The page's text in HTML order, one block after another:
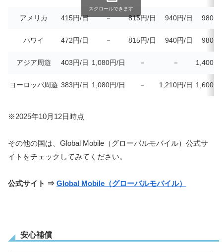
アメリカ 415円/日 － 815円/日 940円/日 980円
ハワイ 472円/日 － 815円/日 940円/日 980円
アジア周遊 403円/日 1,080円/日 － － 1,400円
ヨーロッパ周遊 383円/日 1,080円/日 － 1,210円/日 1,600円
スクロールできます
※2025年10月12日時点
その他の国は、Global Mobile（グローバルモバイル）公式サ
イトをチェックしてみてください。
公式サイト ⇒ Global Mobile（グローバルモバイル）
安心補償